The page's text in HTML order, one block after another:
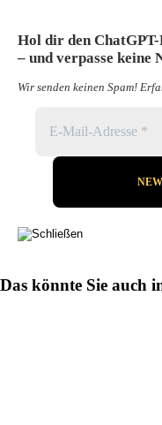
Hol dir den
– und verpasse keine
Wir senden keinen Spam!
Das könnte Sie auch